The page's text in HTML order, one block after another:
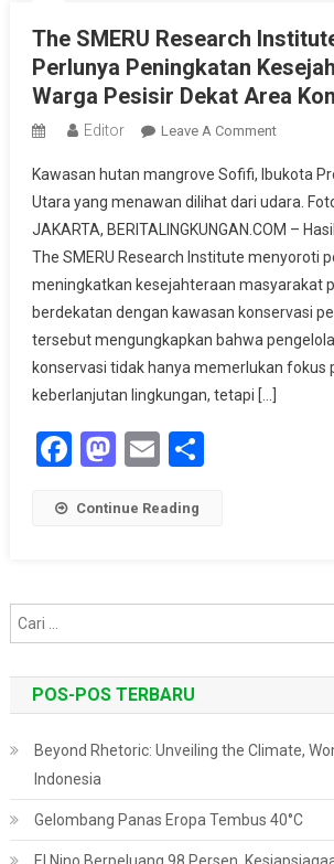
The SMERU Research
Perlunya Peningkatan
Warga Pesisir Dekat Area
Editor Leave A CommentOn
SMERU
Research
Institute
Dorong
Perlunya
Warga
Dekat
Kawasan hutan mangrove Sofifi, Ibukota
Utara yang menawan dilihat dari udara.
JAKARTA, BERITALINGKUNGAN.COM –
The SMERU Research Institute menyoroti
meningkatkan kesejahteraan masyarakat
berdekatan dengan kawasan konservasi
tersebut mengungkapkan bahwa
konservasi tidak hanya memerlukan fokus
keberlanjutan lingkungan, tetapi […]
Facebook
Mastodon
EmailShare
Continue Reading
POS-POS TERBARU
Beyond Rhetoric: Unveiling the Climate,
Indonesia
Gelombang Panas Eropa Tembus 40°C
El Nino Berpeluang 98 Persen,